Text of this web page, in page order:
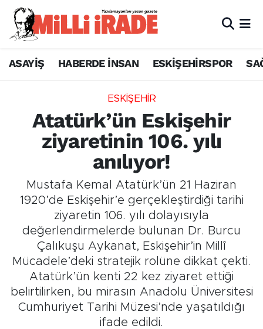
ASAYİŞ HABERDE İNSAN ESKİŞEHİRSPOR
ESKİŞEHİR
Atatürk’ün Eskişehir
ziyaretinin 106. yılı
anılıyor!
Mustafa Kemal Atatürk’ün 21 Haziran
1920’de Eskişehir’e gerçekleştirdiği tarihi
ziyaretin 106. yılı dolayısıyla
değerlendirmelerde bulunan Dr. Burcu
Çalıkuşu Aykanat, Eskişehir’in Millî
Mücadele’deki stratejik rolüne dikkat çekti.
Atatürk’ün kenti 22 kez ziyaret ettiği
belirtilirken, bu mirasın Anadolu Üniversitesi
Cumhuriyet Tarihi Müzesi’nde yaşatıldığı
ifade edildi.